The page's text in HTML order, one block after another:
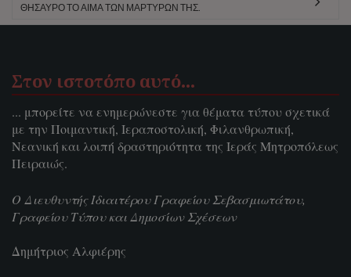
ΘΗΣΑΥΡΌ ΤΟ ΑΊΜΑ ΤΩΝ ΜΑΡΤΎΡΩΝ ΤΗΣ.
Στον ιστοτόπο αυτό…
... μπορείτε να ενημερώνεστε για θέματα τύπου σχετικά
με την Ποιμαντική, Ιεραποστολική, Φιλανθρωπική,
Νεανική και λοιπή δραστηριότητα της Ιεράς Μητροπόλεως
Πειραιώς.
Ο Διευθυντής Ιδιαιτέρου Γραφείου Σεβασμιωτάτου,
Γραφείου Τύπου και Δημοσίων Σχέσεων
Δημήτριος Αλφιέρης